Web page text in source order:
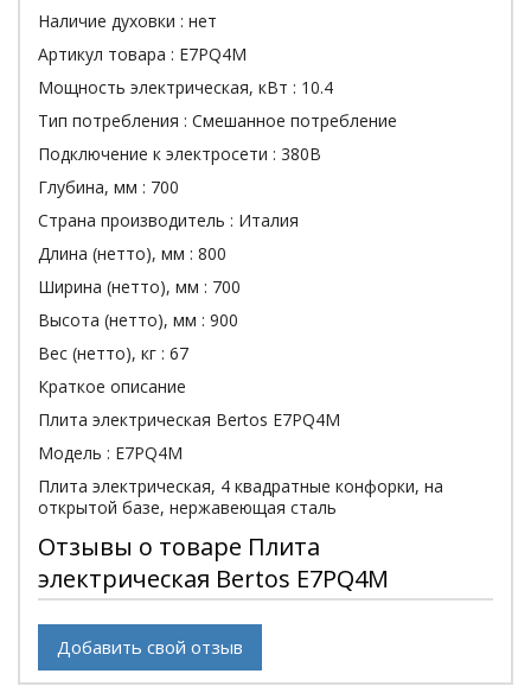
Наличие духовки : нет
Артикул товара : E7PQ4M
Мощность электрическая, кВт : 10.4
Тип потребления : Смешанное потребление
Подключение к электросети : 380В
Глубина, мм : 700
Страна производитель : Италия
Длина (нетто), мм : 800
Ширина (нетто), мм : 700
Высота (нетто), мм : 900
Вес (нетто), кг : 67
Краткое описание
Плита электрическая Bertos E7PQ4M
Модель : E7PQ4M
Плита электрическая, 4 квадратные конфорки, на
открытой базе, нержавеющая сталь
Отзывы о товаре Плита
электрическая Bertos E7PQ4M
Добавить свой отзыв